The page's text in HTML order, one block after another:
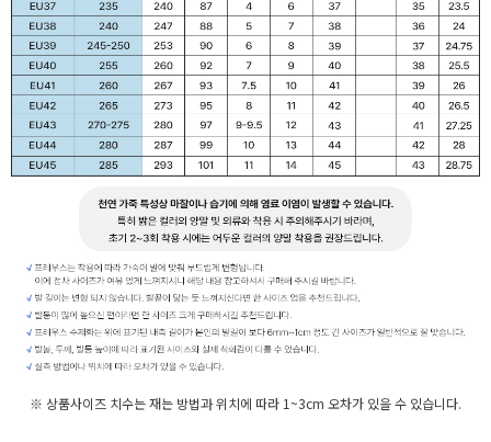
※ 상품사이즈 치수는 재는 방법과 위치에 따라 1~3cm 오차가 있을 수 있습니다.